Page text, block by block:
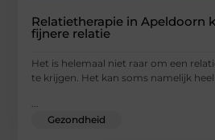
Relatietherapie in Apeldoorn
fijnere relatie
Het is helemaal niet raar om een
te krijgen. Het kan soms namelijk
...
Gezondheid